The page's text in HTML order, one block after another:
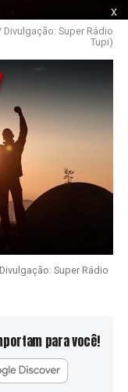
x
Super Rádio
Tupi)
Super Rádio
para você!